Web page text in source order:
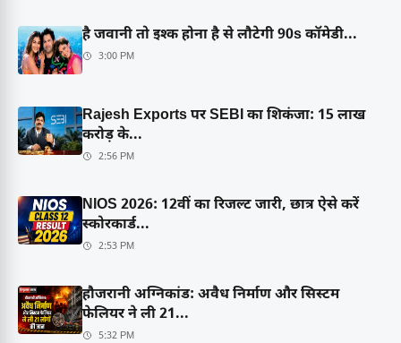
है जवानी तो इश्क होना है से लौटेगी 90s कॉमेडी...
3:00 PM
Rajesh Exports पर SEBI का शिकंजा: 15 लाख
करोड़ के...
2:56 PM
NIOS 2026: 12वीं का रिजल्ट जारी, छात्र ऐसे करें
स्कोरकार्ड...
2:53 PM
हौजरानी अग्निकांड: अवैध निर्माण और सिस्टम
फेलियर ने ली 21...
5:32 PM